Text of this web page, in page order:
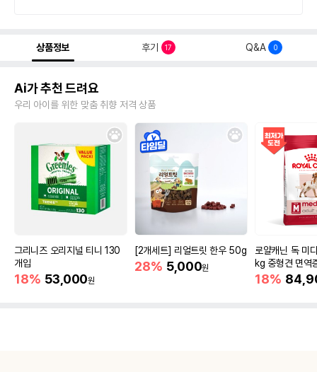
상품정보 후기 17 Q&A 0
Ai가 추천 드려요
우리 아이를 위한 맞춤 취향 저격 상품
그리니즈 오리지널 티니 130
개입
18% 53,000원
[2개세트] 리얼트릿 한우 50g
28% 5,000원
로얄캐닌 독 미
kg 중형견 면역
18%